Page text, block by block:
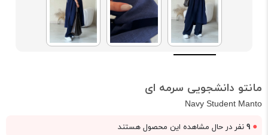
مانتو دانشجویی سرمه ای
Navy Student Manto
●
9نفر در حال مشاهده این محصول هستند